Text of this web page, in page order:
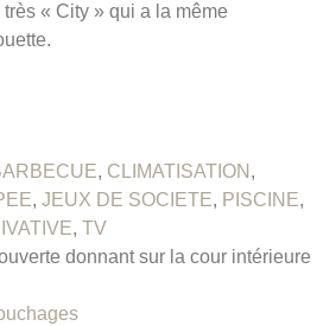
« City » qui a la même
, CLIMATISATION ,
, JEUX DE SOCIETE, PISCINE,
,
TV
donnant sur la cour intérieure